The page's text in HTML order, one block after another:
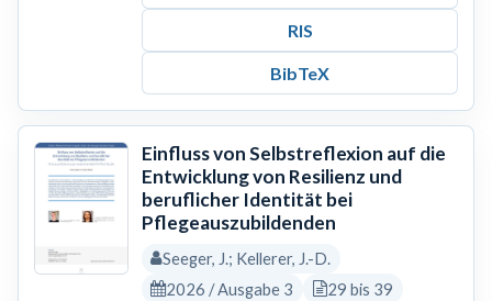
RIS
BibTeX
Einfluss von Selbstreflexion auf die
Entwicklung von Resilienz und
beruflicher Identität bei
Pflegeauszubildenden
Seeger, J.; Kellerer, J.-D.
2026 / Ausgabe 3
29 bis 39